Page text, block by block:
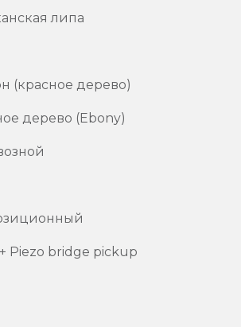
липа
(красное дерево)
дерево (Ebony)
Piezo bridge pickup